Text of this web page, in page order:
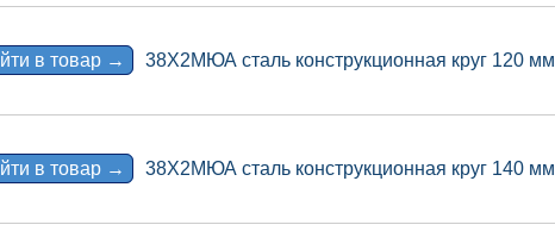
в товар → 38Х2МЮА сталь конструкционная круг 120 мм
в товар → 38Х2МЮА сталь конструкционная круг 140 мм